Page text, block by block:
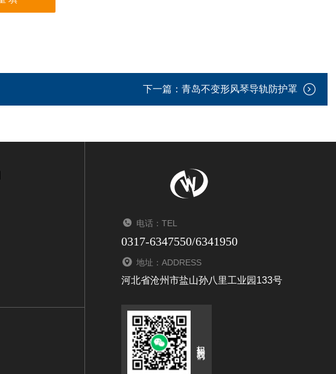
下一篇： 青岛不变形风琴导轨防护罩
电话：TEL
0317-6347550/6341950
地址：ADDRESS
河北省沧州市盐山孙八里工业园133号